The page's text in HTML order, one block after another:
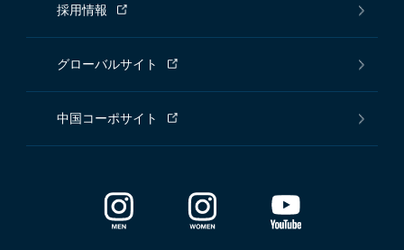
採用情報
グローバルサイト
中国コーポサイト